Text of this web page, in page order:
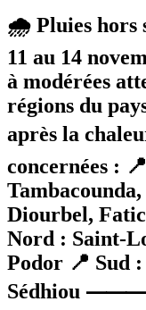
🌧️ Pluies hors
11 au 14
à modérées
régions du
après la
concernées :
Diourbel,
Nord : Saint-
Podor 📍 Sud
Sédhiou ⸻ ⚠️